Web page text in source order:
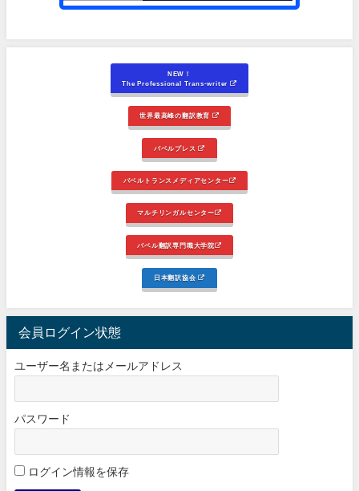
NEW！
The Professional Trans-writer
世界最高峰の翻訳教育
バベルプレス
バベルトランスメディアセンター
マルチリンガルセンター
バベル翻訳専門職大学院
日本翻訳協会
会員ログイン状態
ユーザー名またはメールアドレス
パスワード
ログイン情報を保存